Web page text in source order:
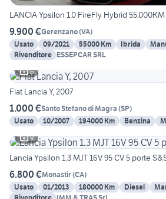
LANCIA Ypsilon 1.0 FireFly Hybrid 55.000KM
9.900 €Gerenzano(VA)
Usato
09/2021 55000 Km Ibrida
Rivenditore ESSEPCAR SRL
6
Fiat Lancia Y, 2007
1.000 €Santo Stefano di Magra (SP)
Usato
10/2007 194000 Km Benzina
9
Lancia Ypsilon 1.3 MJT 16V 95 CV 5 porte
6.800 €Monastir(CA)
Usato
01/2013 180000 Km Diesel